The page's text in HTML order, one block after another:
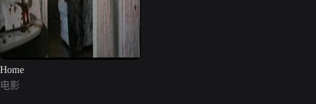
Home
电影